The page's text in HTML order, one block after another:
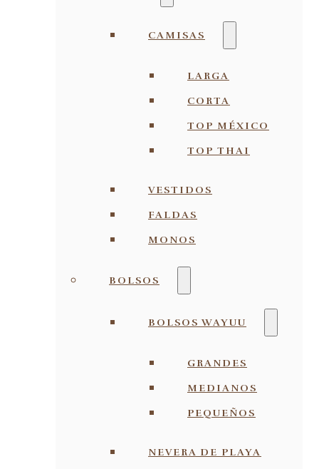
CAMISAS
LARGA
CORTA
TOP MÉXICO
TOP THAI
VESTIDOS
FALDAS
MONOS
BOLSOS
BOLSOS WAYUU
GRANDES
MEDIANOS
PEQUEÑOS
NEVERA DE PLAYA